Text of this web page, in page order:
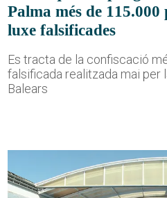
Palma més de 115.000
luxe falsificades
Es tracta de la confiscació
falsificada realitzada mai per
Balears